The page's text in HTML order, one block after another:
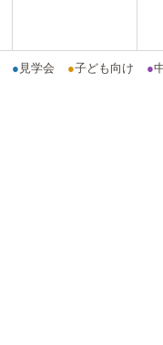
● 見学会 ●子ども向け ●